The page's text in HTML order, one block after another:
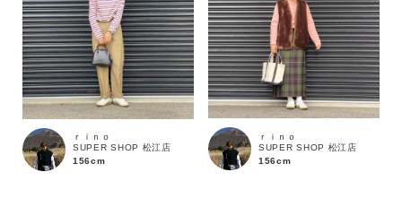
この条件で絞り込む
ｒｉｎｏ
SUPER SHOP 松江店
156cm
ｒｉｎｏ
SUPER SHOP 松江店
156cm